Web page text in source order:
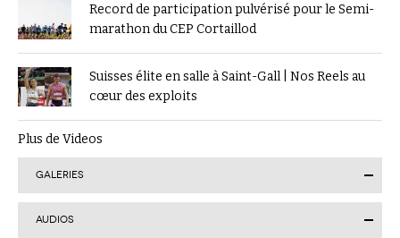
Record de participation pulvérisé pour le Semi-
marathon du CEP Cortaillod
Suisses élite en salle à Saint-Gall | Nos Reels au
cœur des exploits
Plus de Videos
GALERIES
AUDIOS